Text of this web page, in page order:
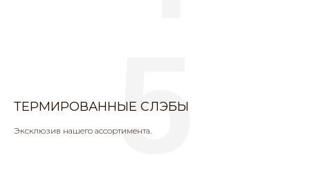
ТЕРМИРОВАННЫЕ СЛЭБЫ
Эксклюзив нашего ассортимента.5